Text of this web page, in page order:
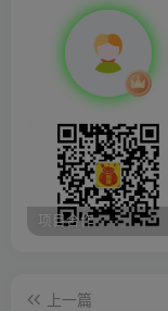
项目合作
上一篇